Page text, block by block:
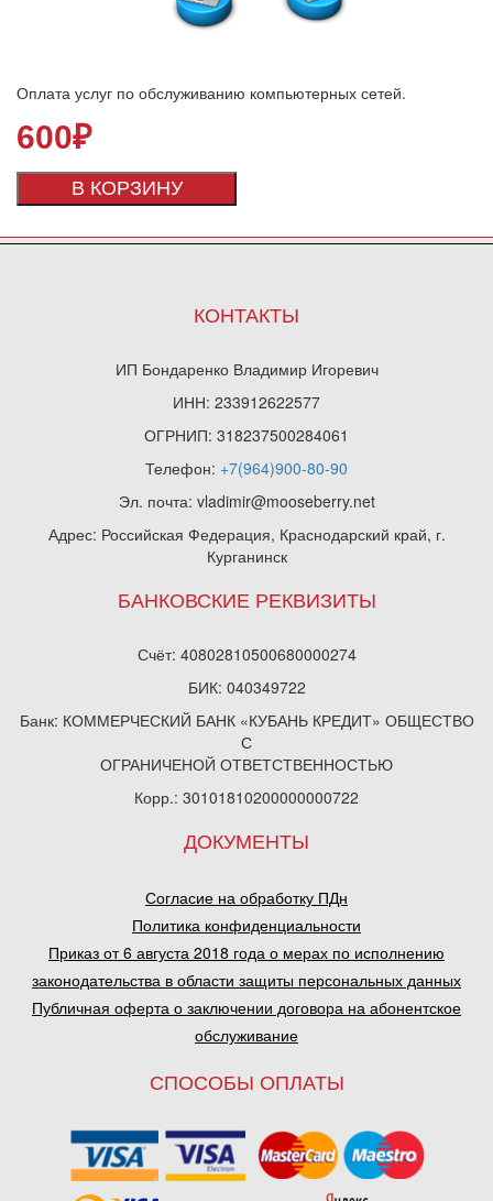
Оплата услуг по обслуживанию компьютерных сетей.
600₽
В КОРЗИНУ
КОНТАКТЫ
ИП Бондаренко Владимир Игоревич
ИНН: 233912622577
ОГРНИП: 318237500284061
Телефон: +7(964)900-80-90
Эл. почта: vladimir@mooseberry.net
Адрес: Российская Федерация, Краснодарский край, г.
Курганинск
БАНКОВСКИЕ РЕКВИЗИТЫ
Счёт: 40802810500680000274
БИК: 040349722
Банк: КОММЕРЧЕСКИЙ БАНК «КУБАНЬ КРЕДИТ» ОБЩЕСТВО
С
ОГРАНИЧЕНОЙ ОТВЕТСТВЕННОСТЬЮ
Корр.: 30101810200000000722
ДОКУМЕНТЫ
Согласие на обработку ПДн
Политика конфиденциальности
Приказ от 6 августа 2018 года о мерах по исполнению
законодательства в области защиты персональных данных
Публичная оферта о заключении договора на абонентское
обслуживание
СПОСОБЫ ОПЛАТЫ